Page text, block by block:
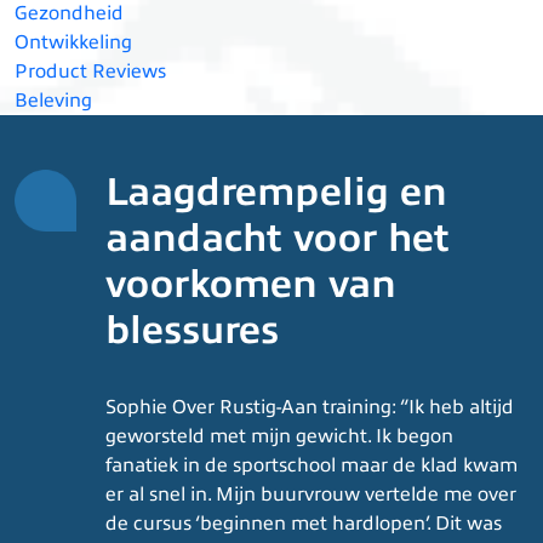
Gezondheid
Ontwikkeling
Product Reviews
Beleving
Laagdrempelig en
aandacht voor het
voorkomen van
blessures
Sophie Over Rustig-Aan training: “Ik heb altijd
geworsteld met mijn gewicht. Ik begon
fanatiek in de sportschool maar de klad kwam
er al snel in. Mijn buurvrouw vertelde me over
de cursus ‘beginnen met hardlopen’. Dit was